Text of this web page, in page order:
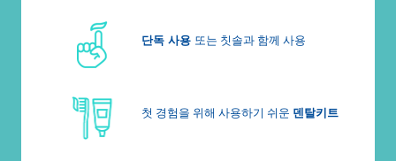
단독 사용 또는 칫솔과 함께 사용
첫 경험을 위해 사용하기 쉬운 덴탈키트